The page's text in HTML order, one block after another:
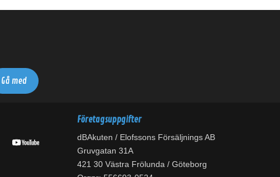
Företagsuppgifter
dBAkuten / Elofssons Försäljnings AB
Gruvgatan 31A
421 30 Västra Frölunda / Göteborg